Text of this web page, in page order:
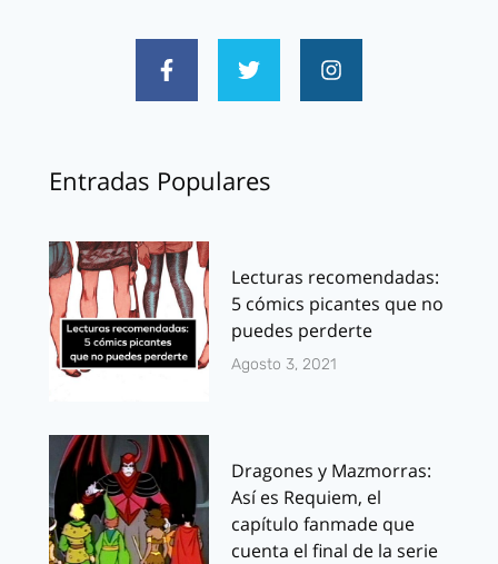
Entradas Populares
Lecturas recomendadas:
5 cómics picantes que no
puedes perderte
Agosto 3, 2021
Dragones y Mazmorras:
Así es Requiem, el
capítulo fanmade que
cuenta el final de la serie